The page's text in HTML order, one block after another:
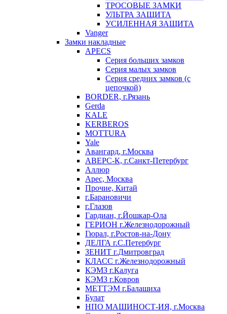
ТРОСОВЫЕ ЗАМКИ
УЛЬТРА ЗАЩИТА
УСИЛЕННАЯ ЗАЩИТА
Vanger
Замки накладные
APECS
Серия больших замков
Серия малых замков
Серия средних замков (с
цепочкой)
BORDER, г.Рязань
Gerda
KALE
KERBEROS
MOTTURA
Yale
Авангард, г.Москва
АВЕРС-К, г.Санкт-Петербург
Аллюр
Арес, Москва
Прочие, Китай
г.Барановичи
г.Глазов
Гардиан, г.Йошкар-Ола
ГЕРИОН г.Железнодорожный
Гюрал, г.Ростов-на-Дону
ДЕЛГА г.С.Петербург
ЗЕНИТ г.Дмитровград
КЛАСС г.Железнодорожный
КЭМЗ г.Калуга
КЭМЗ г.Ковров
МЕТТЭМ г.Балашиха
Булат
НПО МАШИНОСТ-ИЯ, г.Москва